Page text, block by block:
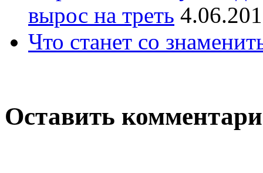
вырос на треть
Что станет со
Оставить